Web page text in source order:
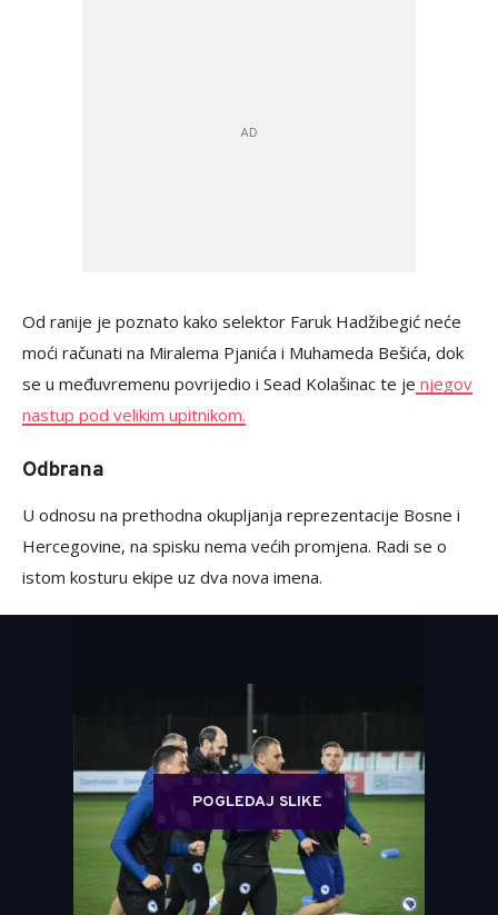
Od ranije je poznato kako selektor Faruk Hadžibegić neće
moći računati na Miralema Pjanića i Muhameda Bešića, dok
se u međuvremenu povrijedio i Sead Kolašinac te je njegov
nastup pod velikim upitnikom.
Odbrana
U odnosu na prethodna okupljanja reprezentacije Bosne i
Hercegovine, na spisku nema većih promjena. Radi se o
istom kosturu ekipe uz dva nova imena.
POGLEDAJ SLIKE